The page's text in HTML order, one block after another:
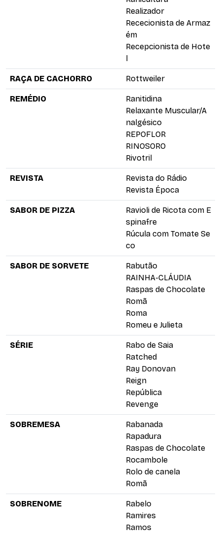
Realizador
Rececionista de Armaz
ém
Recepcionista de Hote
l
RAÇA DE CACHORRO Rottweiler
REMÉDIO
Ranitidina
Relaxante Muscular/A
nalgésico
REPOFLOR
RINOSORO
Rivotril
REVISTA
Revista do Rádio
Revista Época
SABOR DE PIZZA
Ravioli de Ricota com E
spinafre
Rúcula com Tomate Se
co
SABOR DE SORVETE
Rabutão
RAINHA-CLÁUDIA
Raspas de Chocolate
Romã
Roma
Romeu e Julieta
SÉRIE
Rabo de Saia
Ratched
Ray Donovan
Reign
República
Revenge
SOBREMESA
Rabanada
Rapadura
Raspas de Chocolate
Rocambole
Rolo de canela
Romã
SOBRENOME
Rabelo
Ramires
Ramos